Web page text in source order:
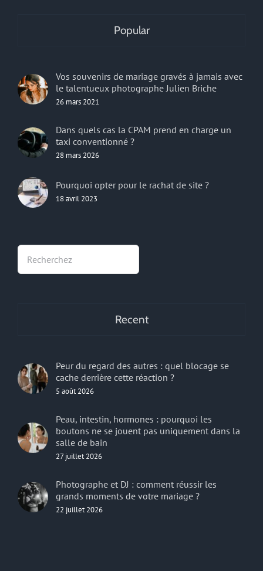
Popular
Vos souvenirs de mariage gravés à jamais avec
le talentueux photographe Julien Briche
26 mars 2021
Dans quels cas la CPAM prend en charge un
taxi conventionné ?
28 mars 2026
Pourquoi opter pour le rachat de site ?
18 avril 2023
Recent
Peur du regard des autres : quel blocage se
cache derrière cette réaction ?
5 août 2026
Peau, intestin, hormones : pourquoi les
boutons ne se jouent pas uniquement dans la
salle de bain
27 juillet 2026
Photographe et DJ : comment réussir les
grands moments de votre mariage ?
22 juillet 2026